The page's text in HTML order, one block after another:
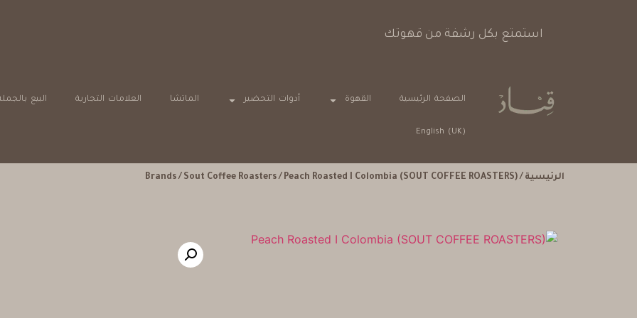
استمتع بكل رشفة من قهوتك
الصفحة الرئيسية القهوة أدوات التحضير الماتشا العلامات التجارية البيع
English (UK)
الرئيسية /
Brands/ Sout Coffee Roasters/ Peach Roasted I Colombia (SOUT COFFEE ROASTERS)